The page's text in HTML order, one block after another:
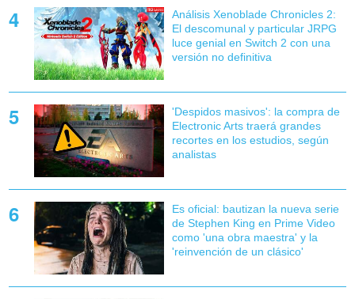
Análisis Xenoblade Chronicles 2:
El descomunal y particular JRPG
luce genial en Switch 2 con una
versión no definitiva
'Despidos masivos': la compra de
Electronic Arts traerá grandes
recortes en los estudios, según
analistas
Es oficial: bautizan la nueva serie
de Stephen King en Prime Video
como 'una obra maestra' y la
'reinvención de un clásico'